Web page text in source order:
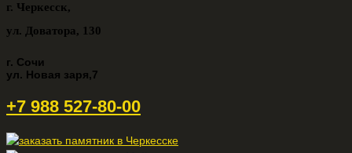
г. Черкесск,
ул. Доватора, 130
г. Сочи
ул. Новая заря,7
+7 988 527-80-00